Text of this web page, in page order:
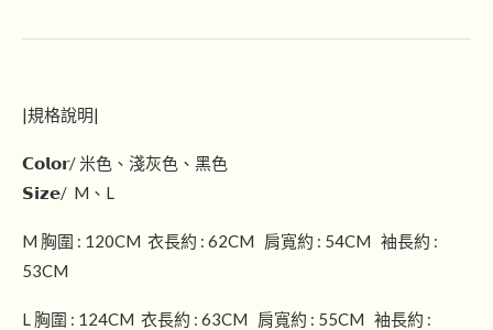
|規格說明|
𝗖𝗼𝗹𝗼𝗿/ 米色、淺灰色、黑色
𝗦𝗶𝘇𝗲/ M、L
M 胸圍 : 120CM 衣長約 : 62CM 肩寬約 : 54CM 袖長約 :
53CM
L 胸圍 : 124CM 衣長約 : 63CM 肩寬約 : 55CM 袖長約 :